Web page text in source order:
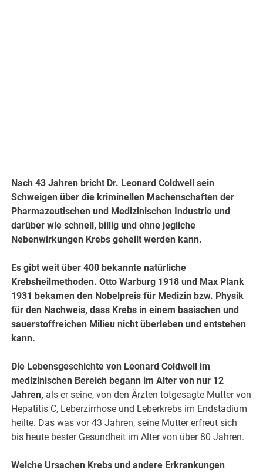
Nach 43 Jahren bricht Dr. Leonard Coldwell sein
Schweigen über die kriminellen Machenschaften der
Pharmazeutischen und Medizinischen Industrie und
darüber wie schnell, billig und ohne jegliche
Nebenwirkungen Krebs geheilt werden kann.
Es gibt weit über 400 bekannte natürliche
Krebsheilmethoden. Otto Warburg 1918 und Max Plank
1931 bekamen den Nobelpreis für Medizin bzw. Physik
für den Nachweis, dass Krebs in einem basischen und
sauerstoffreichen Milieu nicht überleben und entstehen
kann.
Die Lebensgeschichte von Leonard Coldwell im
medizinischen Bereich begann im Alter von nur 12
Jahren, als er seine, von den Ärzten totgesagte Mutter von
Hepatitis C, Leberzirrhose und Leberkrebs im Endstadium
heilte. Das was vor 43 Jahren, seine Mutter erfreut sich
bis heute bester Gesundheit im Alter von über 80 Jahren.
Welche Ursachen Krebs und andere Erkrankungen